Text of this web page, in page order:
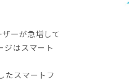
ーが急増して
ジはスマート
たスマートフ